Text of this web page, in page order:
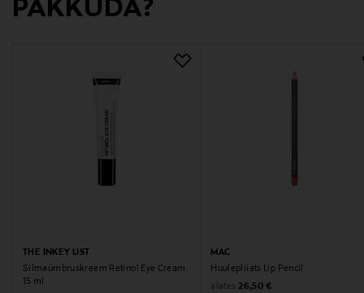
PAKKUDA?
THE INKEY LIST
Silmaümbruskreem Retinol Eye Cream
15 ml
MAC
Huulepliiats Lip Pencil
alates Original Price
26,50 €